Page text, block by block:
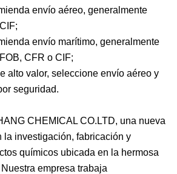
envío aéreo, generalmente
envío marítimo, generalmente
CFR o CIF;
alto valor, seleccione envío aéreo y
seguridad.
CHEMICAL CO.LTD, una nueva
la investigación, fabricación y
químicos ubicada en la hermosa
empresa trabaja